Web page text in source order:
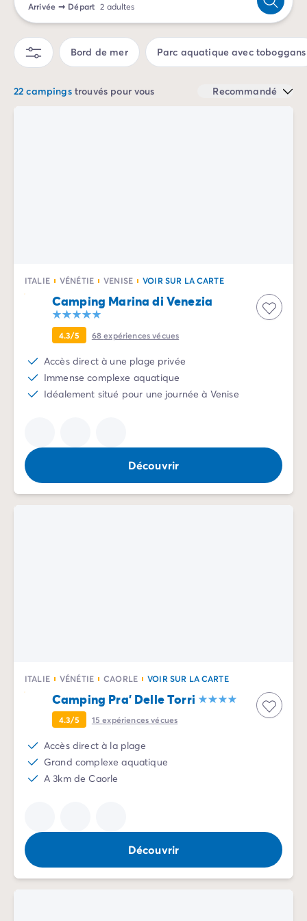
Camping Sète
Camping Valras-Plage
Camping Vendres-Plage
Camping Vias-Plage
Camping Argelès-sur-Mer
Camping Lot-et-Garonne
Camping Tarn
Camping Normandie
Camping Basse-Normandie
Camping Calvados
Camping Manche
Camping Haute-Normandie
Camping Pays de la Loire
Camping Pornic
Camping Vendée
Camping Alpes-Maritimes
Camping Cannes
Camping Nice
Camping Cassis
Camping Marseille
Camping Var
Camping Lavandou
Camping Port Grimaud
Camping Saint-Raphaël
Camping Saint-Tropez
Arrivée ➞ Départ 2 adultes
Bord de mer Parc aquatique avec toboggans
22 campingstrouvés pour vous Recommandé
ITALIE VÉNÉTIE VENISE VOIR SUR LA CARTE
Camping Marina di Venezia
4.3/5 68expériences vécues
Accès direct à une plage privée
Immense complexe aquatique
Idéalement situé pour une journée à Venise
Découvrir
ITALIE VÉNÉTIE CAORLE VOIR SUR LA CARTE
Camping Pra' Delle Torri
4.3/5 15expériences vécues
Accès direct à la plage
Grand complexe aquatique
A 3km de Caorle
Découvrir